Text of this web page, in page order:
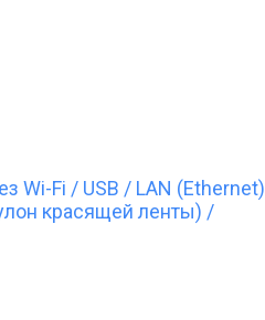
Wi-Fi / USB / LAN (Ethernet)
красящей ленты) /